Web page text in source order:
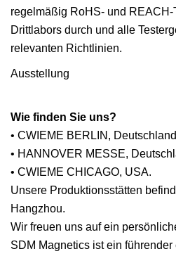
regelmäßig RoHS- und REACH-
Drittlabors durch und alle
relevanten Richtlinien.
Ausstellung
Wie finden Sie uns?
• CWIEME BERLIN,
• HANNOVER MESSE,
• CWIEME CHICAGO, USA.
Unsere Produktionsstätten
Hangzhou.
Wir freuen uns auf ein
SDM Magnetics ist ein